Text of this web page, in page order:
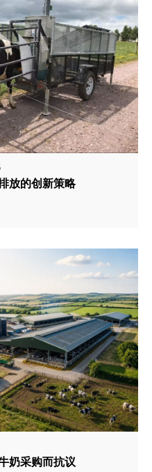
放的创新策略
奶采购而抗议